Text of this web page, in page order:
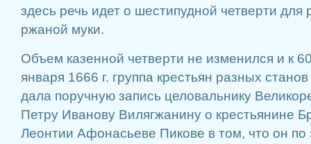
здесь речь идет о шестипудной четверти для
ржаной муки.
Объем казенной четверти не изменился и к
января 1666 г. группа крестьян разных
дала поручную запись целовальнику
Петру Иванову Вилягжанину о крестьянине
Леонтии Афонасьеве Пикове в том, что он